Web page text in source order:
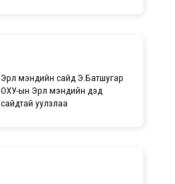
Эрүүл мэндийн сайд Э.Батшугар
ОХУ-ын Эрүүл мэндийн дэд
сайдтай уулзлаа